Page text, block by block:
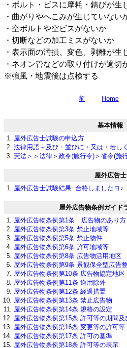
・ボルト・ビスに摩耗・錆びが生
・曲がりやへこみが生じていない
・空ボルトや空ビスがないか
・切断などの加工ミスがないか
・表示面の汚損、変色、剥離が生
・ネオン管などの取り付けが適切
※強風・地震後は点検する
前 Home
基本情報
屋外広告士試験の申込方
法律用語～及び・並びに・又は・若し
憲法＞＞法律＞政令(施行令)＞省令(施
屋外広告士
屋外広告士試験結果: 合格しましたヨ♪
屋外広告物条例ガイド
屋外広告物条例第1条 広告物のあり方
屋外広告物条例第3条 禁止地域等
屋外広告物条例第5条 禁止物件
屋外広告物条例第6条 許可地域等
屋外広告物条例第8条 広告物活用地区
屋外広告物条例第9条 景観保全型広告
屋外広告物条例第10条 広告物協定地区
屋外広告物条例第11条 適用除外
屋外広告物条例第12条 経過措置
屋外広告物条例第13条 禁止広告物
屋外広告物条例第14条 規格の設定
屋外広告物条例第15条 許可等の期間及
屋外広告物条例第16条 変更等の許可等
屋外広告物条例第17条 許可の基準
屋外広告物条例第18条 許可等の表示